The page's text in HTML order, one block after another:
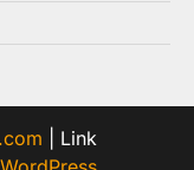
| Link